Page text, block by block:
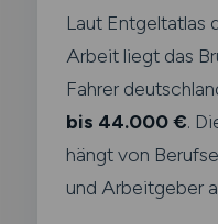
Laut Entgeltatlas
Arbeit liegt das
Fahrer
bis 44.000 €.
hängt von
und Arbeitgeber